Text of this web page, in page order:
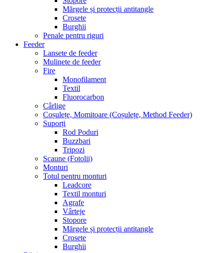
Mărgele și protecții antitangle
Crosete
Burghii
Penale pentru riguri
Feeder
Lansete de feeder
Mulinete de feeder
Fire
Monofilament
Textil
Fluorocarbon
Cârlige
Coșulețe, Momitoare (Coșulețe, Method Feeder)
Suporți
Rod Poduri
Buzzbari
Tripozi
Scaune (Fotolii)
Monturi
Totul pentru monturi
Leadcore
Textil monturi
Agrafe
Vârteje
Stopore
Mărgele și protecții antitangle
Crosete
Burghii